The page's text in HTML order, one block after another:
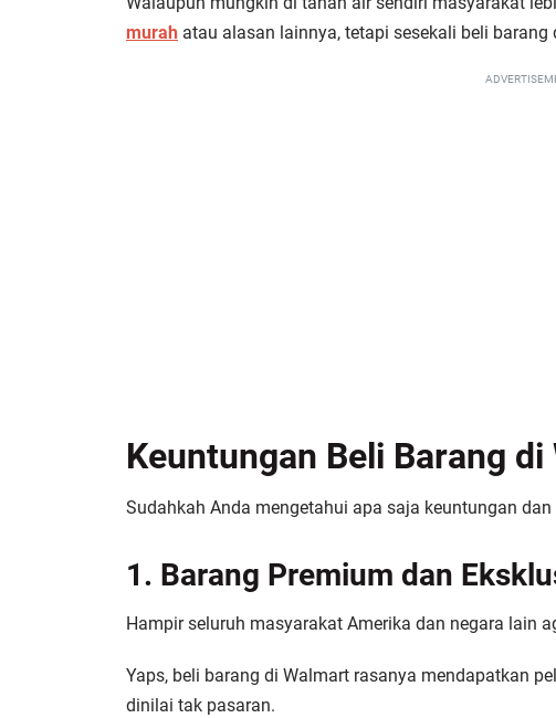
murah atau alasan lainnya, tetapi sesekali beli
Keuntungan Beli Barang
Sudahkah Anda mengetahui apa saja keuntungan
1. Barang Premium dan
Hampir seluruh masyarakat Amerika dan negara lain
Yaps, beli barang di Walmart rasanya mendapatkan
dinilai tak pasaran.